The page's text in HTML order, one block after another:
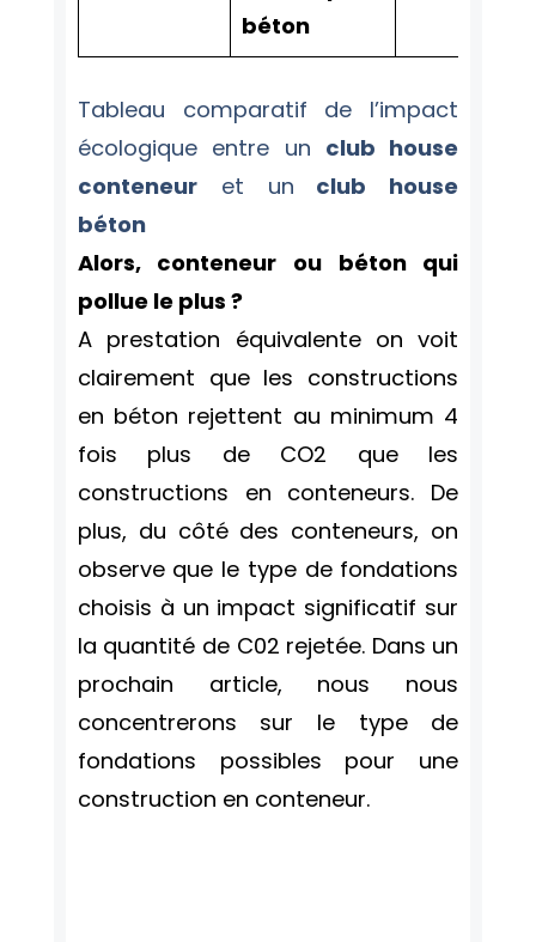
béton
Tableau comparatif de l’impact
écologique entre un club house
conteneuret un club house
béton
Alors, conteneur ou béton qui
pollue le plus ?
A prestation équivalente on voit
clairement que les constructions
en béton rejettent au minimum 4
fois plus de CO2 que les
constructions en conteneurs. De
plus, du côté des conteneurs, on
observe que le type de fondations
choisis à un impact significatif sur
la quantité de C02 rejetée. Dans un
prochain article, nous nous
concentrerons sur le type de
fondations possibles pour une
construction en conteneur.